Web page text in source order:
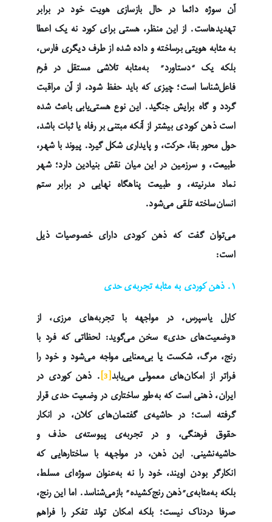
آن سوژه دائما در حال بازسازی هویت خود در برابر
تهدیدهاست. از این منظر، هستی برای کورد نه یک اعطا
بە مثابە هویتی برساختە و دادە شدە از طرف دیگری فارس،
بلکه یک “دستاورد” بەمثابە تلاشی مستقل در فرم
فاعل‌شناسا است؛ چیزی که باید حفظ شود، از آن مراقبت
گردد و گاه برایش جنگید. این نوع هستی‌یابی باعث شده
است ذهن کوردی بیشتر از آنکه مبتنی بر رفاه یا ثبات باشد،
حول محور بقا، حرکت، و پایداری شکل گیرد. پیوند با شهر،
طبیعت، و سرزمین در این میان نقش بنیادین دارد؛ شهر
نماد مدرنیته، و طبیعت پناهگاه نهایی در برابر ستم
انسان‌ساخته تلقی می‌شود.
می‌توان گفت که ذهن کوردی دارای خصوصیات ذیل
است:
۱. ذهن کوردی به مثابه تجربه‌ی حدی
کارل یاسپرس، در مواجهه با تجربه‌های مرزی، از
«وضعیت‌های حدی» سخن می‌گوید: لحظاتی که فرد با
رنج، مرگ، شکست یا بی‌معنایی مواجه می‌شود و خود را
فراتر از امکان‌های معمولی می‌یابد[3] . ذهن کوردی در
ایران، ذهنی است که به‌طور ساختاری در وضعیت حدی قرار
گرفته است؛ در حاشیه‌ی گفتمان‌های کلان، در انکار
حقوق فرهنگی، و در تجربه‌ی پیوسته‌ی حذف و
حاشیه‌نشینی. این ذهن، در مواجهه با ساختارهایی که
انکارگر بودن اویند، خود را نه به‌عنوان سوژه‌ای مسلط،
بلکه به‌مثابه‌ی”ذهن رنج‌کشیده” بازمی‌شناسد. اما این رنج،
صرفا دردناک نیست؛ بلکه امکان تولد تفکر را فراهم